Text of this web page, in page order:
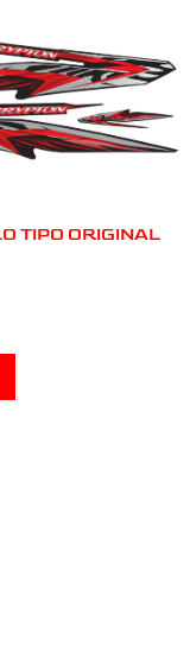
TIPO ORIGINAL